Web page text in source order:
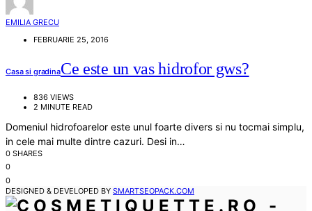
EMILIA GRECU
FEBRUARIE 25, 2016
Casa si gradinaCe este un vas hidrofor gws?
836 VIEWS
2 MINUTE READ
Domeniul hidrofoarelor este unul foarte divers si nu tocmai simplu,
in cele mai multe dintre cazuri. Desi in…
0 SHARES
0
0
DESIGNED & DEVELOPED BY SMARTSEOPACK.COM